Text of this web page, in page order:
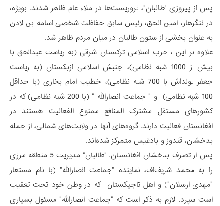
پس از پیروزی "طالبان"، تروریست‌ها در ملاء عام ظاهر شدند. بویژه،
در ننگرهار، امین الحق، رئیس سابق حفاظت شخصی اسامه بن لادن
به عنوان بخشی از ستون طالبان در میان مردم ظاهر شد.
علاوه بر این ، حزب اسلامی ترکستان شرقی (به ریاست عبدالحق با
بیش از 1000 شبه نظامی)، جنبش اسلامی ازبکستان (به ریاست
جعفر یولداش با 700 شبه نظامی)، خطیب امام بخاری (با حداقل
100 شبه نظامی) و " جماعت انصارالله " (با 200 شبه نظامی) که در
کشورهای مستقل مشترک المنافع ممنوع ‌الفعالیت هستند در
افغانستان فعالیت دارند. گروه‌های آنها در ولایت‌های شمالی، از جمله
بدخشان، قندوز و بادغیس متمرکز شده‌اند.
پس از تصرف بدخشان افغانستان، "طالبان" مدیریت 5 منطقه مرزی
را به محمد شریف‌اف، نماینده "جماعت انصارالله" (با نام مستعار
"مهدی ارسلان") و اهل تاجیکستان که در وطن خود تحت تعقیب
است سپرد. لازم به ذکر است که "جماعت انصارالله" مسئول بسیاری